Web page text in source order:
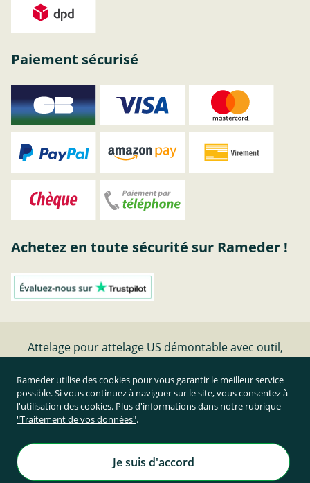
Paiement sécurisé
Achetez en toute sécurité sur Rameder !
Attelage pour attelage US démontable avec outil,
Résilier le contrat
Prix TTC et hors frais de port
Rameder Attelage France
Tous droits réservés. | © Copyright 1995-2026
Rameder utilise des cookies pour vous garantir le meilleur service
possible. Si vous continuez à naviguer sur le site, vous consentez à
l'utilisation des cookies. Plus d'informations dans notre rubrique
"Traitement de vos données".
Je suis d'accord